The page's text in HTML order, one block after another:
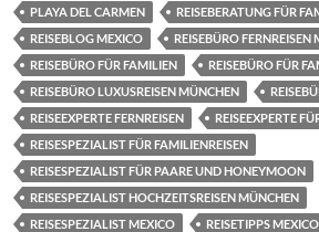
PLAYA DEL CARMEN
REISEBERATUNG FÜR
REISEBLOG MEXICO
REISEBÜRO FERNREISEN
REISEBÜRO FÜR FAMILIEN
REISEBÜRO FÜR
REISEBÜRO LUXUSREISEN MÜNCHEN
REISEEXPERTE FERNREISEN
REISEEXPERTE
REISESPEZIALIST FÜR FAMILIENREISEN
REISESPEZIALIST FÜR PAARE UND HONEYMOON
REISESPEZIALIST HOCHZEITSREISEN MÜNCHEN
REISESPEZIALIST MEXICO
REISETIPPS MEXICO